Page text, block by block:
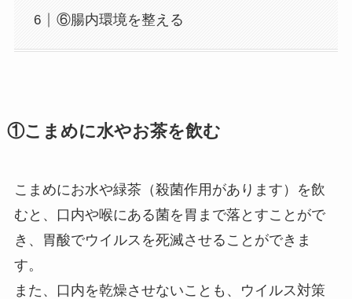
⑥腸内環境を整える
①こまめに水やお茶を飲む
こまめにお水や緑茶（殺菌作用があります）を飲
むと、口内や喉にある菌を胃まで落とすことがで
き、胃酸でウイルスを死滅させることができま
す。
また、口内を乾燥させないことも、ウイルス対策